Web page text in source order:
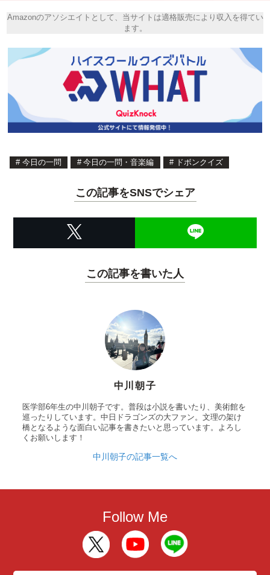
Amazonのアソシエイトとして、当サイトは適格販売により収入を得てい
ます。
# 今日の一問 # 今日の一問・音楽編 # ドボンクイズ
この記事をSNSでシェア
この記事を書いた人
中川朝子
医学部6年生の中川朝子です。普段は小説を書いたり、美術館を
巡ったりしています。中日ドラゴンズの大ファン。文理の架け
橋となるような面白い記事を書きたいと思っています。よろし
くお願いします！
中川朝子の記事一覧へ
Follow Me